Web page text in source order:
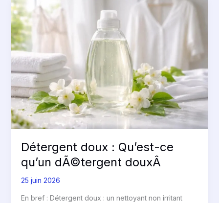
Détergent doux : Qu’est-ce
qu’un dÃ©tergent douxÂ
25 juin 2026
En bref : Détergent doux : un nettoyant non irritant
doux
:
Qu’est-
ce
qu’un
dÃ©tergent
douxÂ